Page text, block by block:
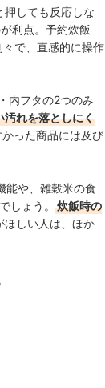
しても反応しな
利点。予約炊飯
で、直感的に操作
内フタの2つのみ
汚れを落としにく
った商品には及び
能や、雑穀米の食
しょう。
炊飯時の
ほしい人は、ほか